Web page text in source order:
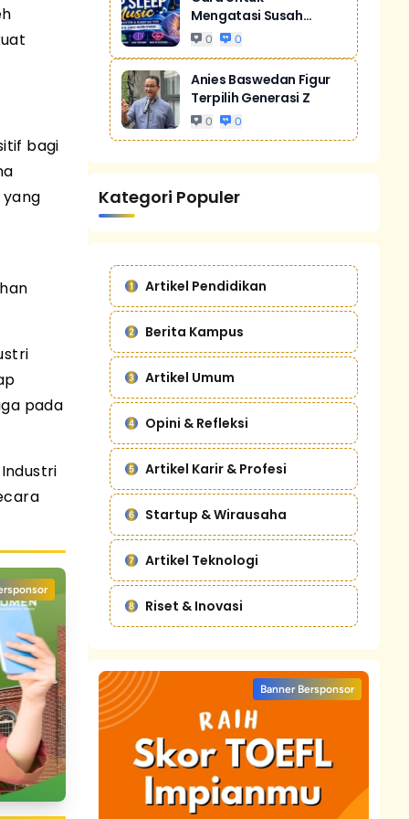
bagi
pada
Mengatasi Susah
Tidur Akibat Stres
0 0
Anies Baswedan Figur
Terpilih Generasi Z
0 0
Kategori Populer
Artikel Pendidikan
Berita Kampus
Artikel Umum
Opini & Refleksi
Artikel Karir & Profesi
Startup & Wirausaha
Artikel Teknologi
Riset & Inovasi
Banner Bersponsor